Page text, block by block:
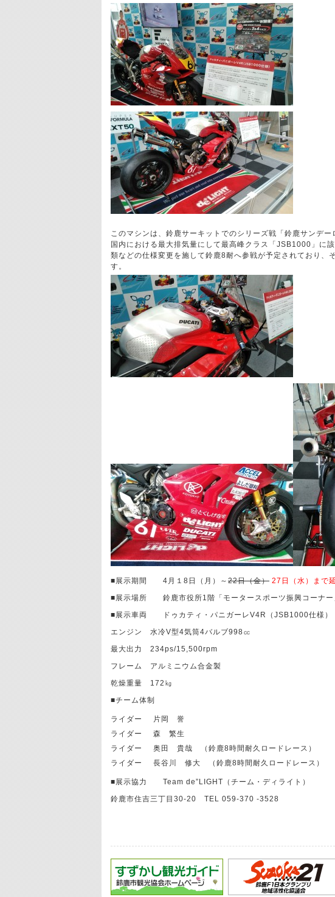
このマシンは、鈴鹿サーキットでのシリーズ戦「鈴鹿サンデー
国内における最大排気量にして最高峰クラス「JSB1000」に
類などの仕様変更を施して鈴鹿8耐へ参戦が予定されており、
す。
■展示期間 4月１8日（月）～ 22日（金） 27日（水）まで
■展示場所 鈴鹿市役所1階「モータースポーツ振興コーナー
■展示車両 ドゥカティ・パニガーレV4R（JSB1000仕様）
エンジン 水冷V型4気筒4バルブ998㏄
最大出力 234ps/15,500rpm
フレーム アルミニウム合金製
乾燥重量 172㎏
■チーム体制
ライダー
片岡 誉
ライダー
森 繁生
ライダー
奥田 貴哉 （鈴鹿8時間耐久ロードレース）
ライダー
長谷川 修大 （鈴鹿8時間耐久ロードレース）
■展示協力 Team de”LIGHT（チーム・ディライト）
鈴鹿市住吉三丁目30-20 TEL 059-370 -3528